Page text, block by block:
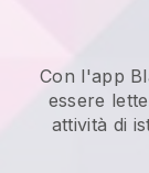
Con l'app
essere
attività di